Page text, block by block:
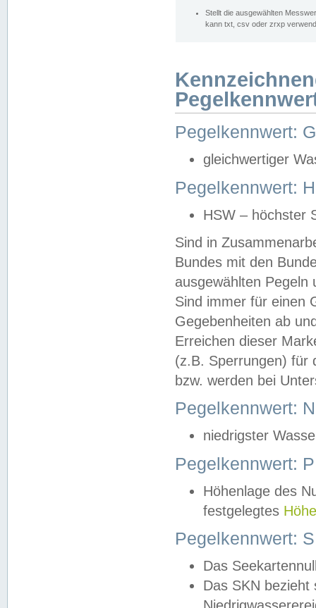
Stellt die ausgewählten
kann txt, csv oder zrxp
Pegelkennwert:
gleichwertiger
Pegelkennwert:
HSW – höchster
Sind in
Bundes mit den
ausgewählten
Sind immer für einen
Gegebenheiten ab
Erreichen dieser
(z.B. Sperrungen) für
bzw. werden bei
Pegelkennwert:
niedrigster
Pegelkennwert:
Höhenlage des
festgelegtes
Pegelkennwert:
Das
Das SKN